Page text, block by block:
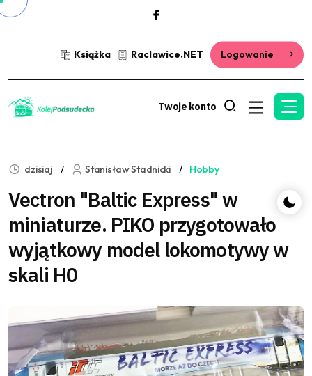
Książka Raclawice.NET Logowanie
Twoje konto
dzisiaj Stanisław Stadnicki Hobby
Vectron "Baltic Express" w
miniaturze. PIKO przygotowało
wyjątkowy model lokomotywy w
skali H0